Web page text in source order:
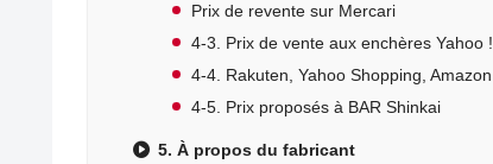
Prix de revente sur Mercari
4-3. Prix de vente aux enchères Yahoo !
4-4. Rakuten, Yahoo Shopping, Amazon
4-5. Prix proposés à BAR Shinkai
5. À propos du fabricant